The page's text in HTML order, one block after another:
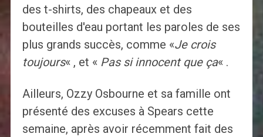
des t-shirts, des chapeaux et des
bouteilles d'eau portant les paroles de ses
plus grands succès, comme «Je crois
toujours« , et « Pas si innocent que ça« .
Ailleurs, Ozzy Osbourne et sa famille ont
présenté des excuses à Spears cette
semaine, après avoir récemment fait des